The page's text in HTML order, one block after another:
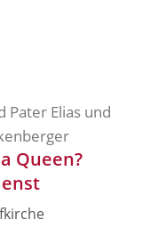
Elias und
Queen?